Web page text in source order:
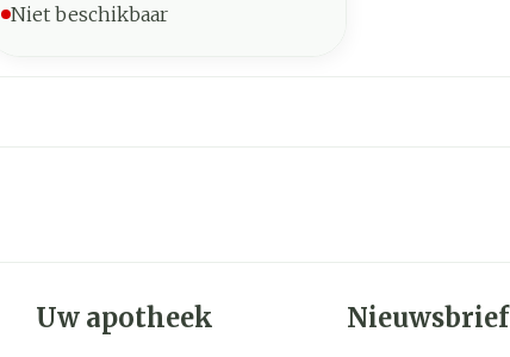
Niet beschikbaar
Uw apotheek Nieuwsbrief